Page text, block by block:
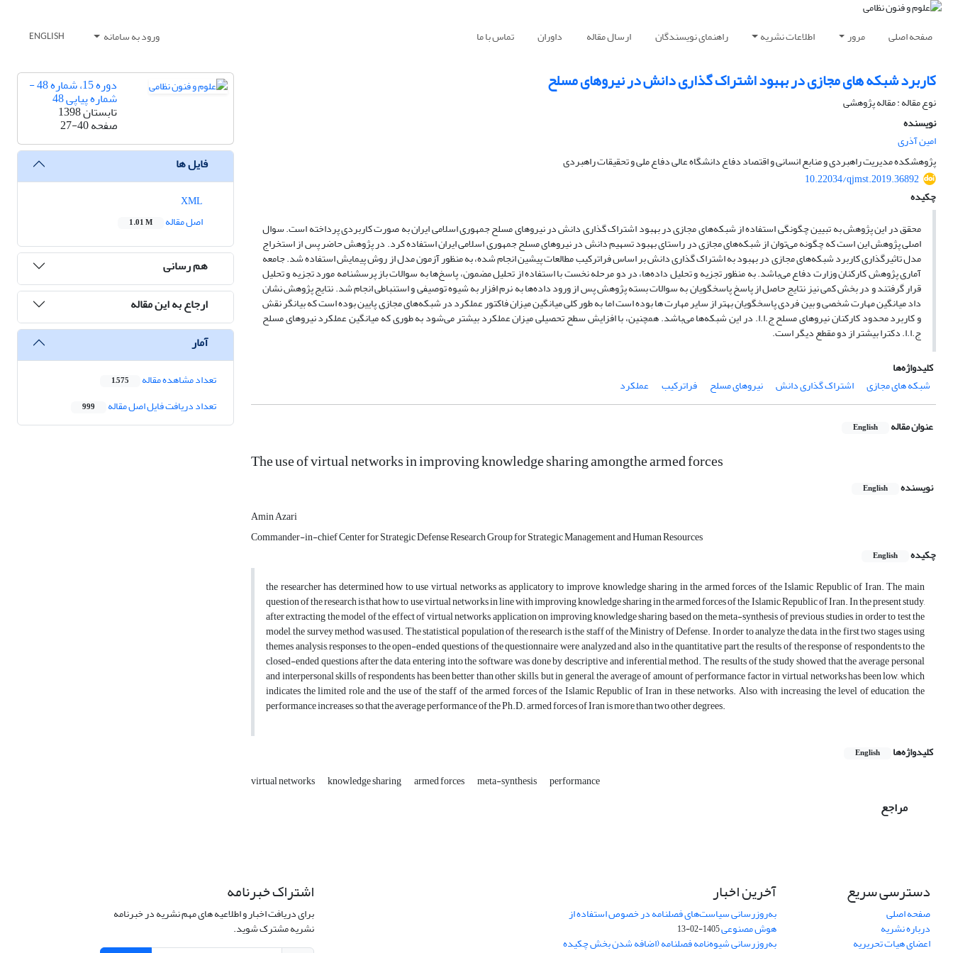
صفحه اصلی مرور اطلاعات نشریه راهنمای نویسندگان ارسال مقاله داوران تماس با ما ورود به سامانه ENGLISH
کاربرد شبکه های مجازی در بهبود اشتراک گذاری دانش در نیروهای مسلح
نوع مقاله : مقاله پژوهشی
نویسنده
امین آذری
پژوهشکده مدیریت راهبردی و منابع انسانی و اقتصاد دفاع دانشگاه عالی دفاع ملی و تحقیقات راهبردی
10.22034/qjmst.2019.36892
چکیده
محقق در این پژوهش به تبیین چگونگی استفاده از شبکه‌های مجازی در بهبود اشتراک گذاری دانش در نیروهای مسلح جمهوری اسلامی ایران به صورت کاربردی پرداخته است. سوال
اصلی پژوهش این است که چگونه می‌توان از شبکه‌های مجازی در راستای بهبود تسهیم دانش در نیروهای مسلح جمهوری اسلامی ایران استفاده کرد. در پژوهش حاضر پس از استخراج
مدل تاثیرگذاری کاربرد شبکه‌های مجازی در بهبود به اشتراک گذاری دانش بر اساس فراترکیب مطالعات پیشین انجام شده، به منظور آزمون مدل از روش پیمایش استفاده شد. جامعه
آماری پژوهش کارکنان وزارت دفاع می‌باشد. به منظور تجزیه و تحلیل داده‌ها، در دو مرحله نخست با استفاده از تحلیل مضمون، پاسخ‌ها به سوالات باز پرسشنامه مورد تجزیه و تحلیل
قرار گرفتند و در بخش کمی نیز نتایج حاصل از پاسخ پاسخگویان به سوالات بسته پژوهش پس از ورود داده‌ها به نرم افزار به شیوه توصیفی و استنباطی انجام شد. نتایج پژوهش نشان
داد میانگین مهارت شخصی و بین فردی پاسخگویان بهتر از سایر مهارت ها بوده است اما به طور کلی میانگین میزان فاکتور عملکرد در شبکه‌های مجازی پایین بوده است که بیانگر نقش
و کاربرد محدود کارکنان نیروهای مسلح ج.ا.ا. در این شبکه‌ها می‌باشد. همچنین، با افزایش سطح تحصیلی میزان عملکرد بیشتر می‌شود به طوری که میانگین عملکرد نیروهای مسلح
ج.ا.ا. دکترا بیشتر از دو مقطع دیگر است.
کلیدواژه‌ها
شبکه های مجازی
اشتراک گذاری دانش نیروهای مسلح فراترکیب عملکرد
عنوان مقاله English
The use of virtual networks in improving knowledge sharing amongthe armed forces
نویسنده English
Amin Azari
Commander-in-chief Center for Strategic Defense Research Group for Strategic Management and Human Resources
چکیده
English
the researcher has determined how to use virtual networks as applicatory to improve knowledge sharing in the armed forces of the Islamic Republic of Iran. The main
question of the research is that how to use virtual networks in line with improving knowledge sharing in the armed forces of the Islamic Republic of Iran. In the present study,
after extracting the model of the effect of virtual networks application on improving knowledge sharing based on the meta-synthesis of previous studies, in order to test the
model, the survey method was used. The statistical population of the research is the staff of the Ministry of Defense. In order to analyze the data, in the first two stages, using
themes analysis, responses to the open-ended questions of the questionnaire were analyzed and also in the quantitative part, the results of the response of respondents to the
closed-ended questions after the data entering into the software was done by descriptive and inferential method. The results of the study showed that the average personal
and interpersonal skills of respondents has been better than other skills, but in general, the average of amount of performance factor in virtual networks has been low, which
indicates the limited role and the use of the staff of the armed forces of the Islamic Republic of Iran in these networks. Also, with increasing the level of education, the
performance increases, so that the average performance of the Ph.D. armed forces of Iran is more than two other degrees.
کلیدواژه‌ها English
virtual networks knowledge sharing armed forces meta-synthesis performance
مراجع
دوره 15، شماره 48 -
شماره پیاپی 48
تابستان 1398
صفحه27-40
فایل ها
اصل مقاله
1.01 M
هم رسانی
ارجاع به این مقاله
آمار
تعداد مشاهده مقاله 1,575
تعداد دریافت فایل اصل مقاله 999
دسترسی سریع
صفحه اصلی
درباره نشریه
اعضای هیات تحریریه
آخرین اخبار
به‌روزرسانی سیاست‌های فصلنامه در خصوص استفاده از
هوش مصنوعی1405-02-13
به‌روزرسانی شیوه‌نامه فصلنامه (اضافه شدن بخش چکیده
اشتراک خبرنامه
برای دریافت اخبار و اطلاعیه های مهم نشریه در خبرنامه
نشریه مشترک شوید.